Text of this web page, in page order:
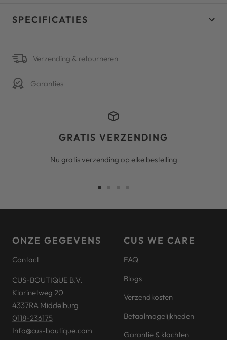
SPECIFICATIES
Verzending & retourneren
Garanties
GRATIS VERZENDING
Nu gratis verzending op elke bestelling
ONZE GEGEVENS
Contact
CUS-BOUTIQUE B.V.
Klarinetweg 20
4337RA Middelburg
0118-236175
Info@cus-boutique.com
CUS WE CARE
FAQ
Blogs
Verzendkosten
Betaalmogelijkheden
Garantie & klachten